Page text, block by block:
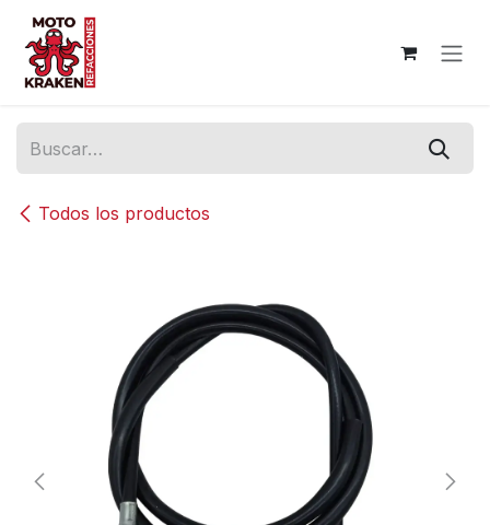
Ir al contenido
Todos los productos